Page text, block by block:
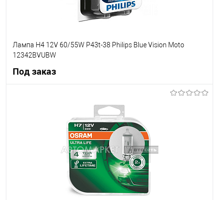
Лампа Н4 12V 60/55W P43t-38 Philips Blue Vision Moto
12342BVUBW
Под заказ
Недоступно